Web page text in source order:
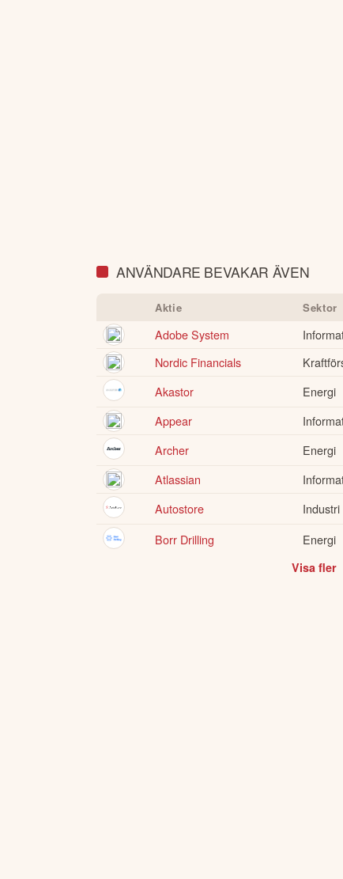
ANVÄNDARE BEVAKAR ÄVEN
Aktie Sektor
Adobe System
Nordic Financials
Akastor
Energi
Appear
Archer
Energi
Atlassian
Autostore
Industri
Borr Drilling
Energi
Visa fler